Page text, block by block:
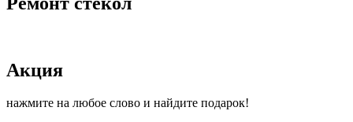
Акция
нажмите на любое слово и найдите подарок!